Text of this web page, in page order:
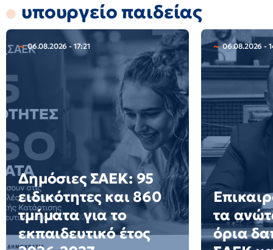
υπουργείο παιδείας
06.08.2026 - 17:21
Δημόσιες ΣΑΕΚ: 95
ειδικότητες και 860
τμήματα για το
εκπαιδευτικό έτος
06.08.2026 -
τα
όρια